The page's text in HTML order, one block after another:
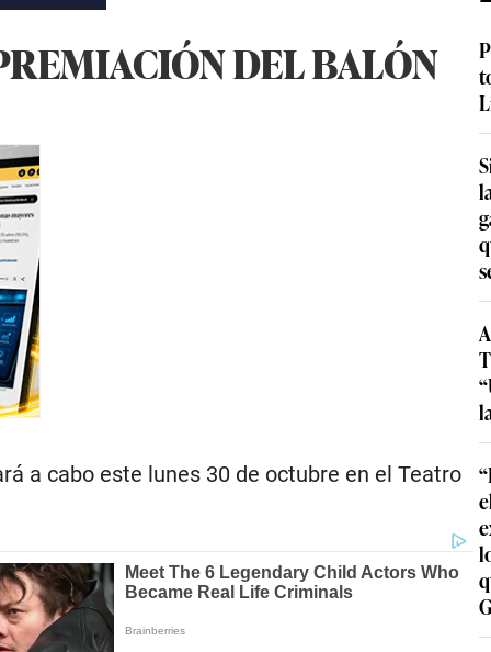
DEL BALÓN
a cabo este lunes 30 de octubre en el Teatro